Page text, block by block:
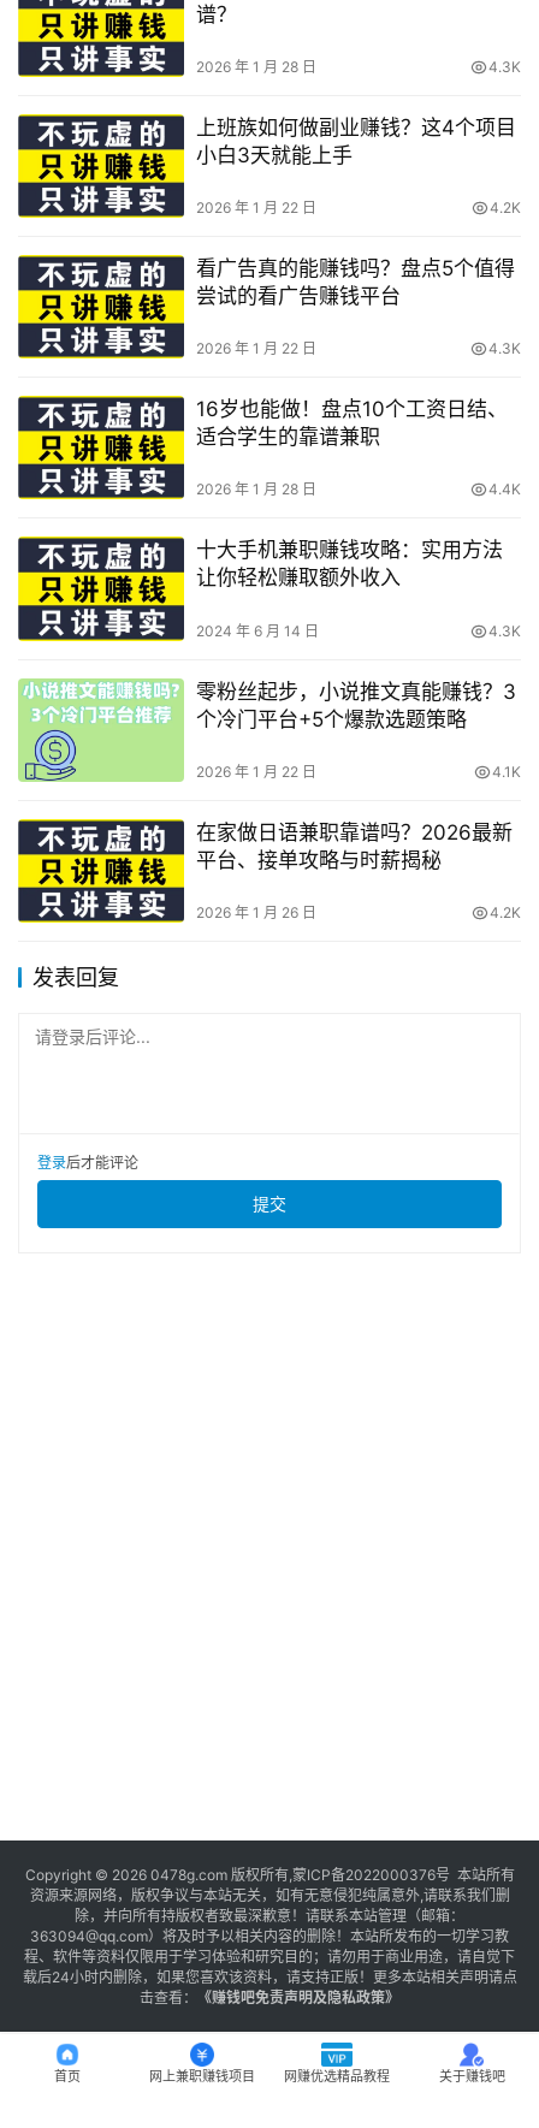
谱？
2026 年 1 月 28 日 4.3K
上班族如何做副业赚钱？这4个项目
小白3天就能上手
2026 年 1 月 22 日 4.2K
看广告真的能赚钱吗？盘点5个值得
尝试的看广告赚钱平台
2026 年 1 月 22 日 4.3K
16岁也能做！盘点10个工资日结、
适合学生的靠谱兼职
2026 年 1 月 28 日 4.4K
十大手机兼职赚钱攻略：实用方法
让你轻松赚取额外收入
2024 年 6 月 14 日 4.3K
零粉丝起步，小说推文真能赚钱？3
个冷门平台+5个爆款选题策略
2026 年 1 月 22 日 4.1K
在家做日语兼职靠谱吗？2026最新
平台、接单攻略与时薪揭秘
2026 年 1 月 26 日 4.2K
发表回复
请登录后评论...
登录后才能评论
提交
Copyright © 2026 0478g.com 版权所有,蒙ICP备2022000376号 本站所有
资源来源网络，版权争议与本站无关，如有无意侵犯纯属意外,请联系我们删
除，并向所有持版权者致最深歉意！请联系本站管理（邮箱：
363094@qq.com）将及时予以相关内容的删除！本站所发布的一切学习教
程、软件等资料仅限用于学习体验和研究目的；请勿用于商业用途，请自觉下
载后24小时内删除，如果您喜欢该资料，请支持正版！更多本站相关声明请点
击查看：
《赚钱吧免责声明及隐私政策》
首页 网上兼职赚钱项目 网赚优选精品教程 关于赚钱吧